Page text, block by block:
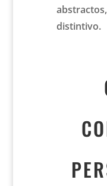
distintivo.